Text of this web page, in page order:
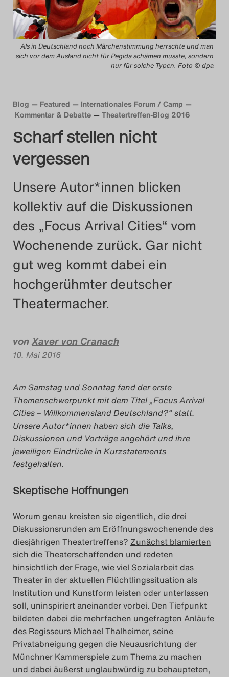
Das Theatertreffen-Blog
2014
Das Theatertreffen-Blog
Das Theatertreffen-Blog
2016
Das Theatertreffen-Blog
2017
Das Theatertreffen-Blog
2018
Das Theatertreffen-Blog
2018 Alumni
Das Theatertreffen-Blog
2019
Das Theatertreffen-Blog
Das Theatertreffen-Blog
2021
Das Theatertreffen-Blog
2022
Das Theatertreffen-Blog
2023
Das Theatertreffen-Blog
2024
Das Theatertreffen-Blog
2025
Das Theatertreffen-Blog
Archiv
Impressum
Als in Deutschland noch Märchenstimmung herrschte und man
sich vor dem Ausland nicht für Pegida schämen musste, sondern
nur für solche Typen. Foto © dpa
Blog Featured
Internationales Forum / Camp
Kommentar & Debatte
Theatertreffen-Blog 2016
Scharf stellen nicht
vergessen
Unsere Autor*innen blicken
kollektiv auf die Diskussionen
des „Focus Arrival Cities“ vom
Wochenende zurück. Gar nicht
gut weg kommt dabei ein
hochgerühmter deutscher
Theatermacher.
vonXaver von Cranach
10. Mai 2016
Am Samstag und Sonntag fand der erste
Themenschwerpunkt mit dem Titel „Focus Arrival
Cities – Willkommensland Deutschland?“ statt.
Unsere Autor*innen haben sich die Talks,
Diskussionen und Vorträge angehört und ihre
jeweiligen Eindrücke in Kurzstatements
festgehalten.
Skeptische Hoffnungen
Worum genau kreisten sie eigentlich, die drei
Diskussionsrunden am Eröffnungswochenende des
diesjährigen Theatertreffens? Zunächst blamierten
sich die Theaterschaffenden und redeten
hinsichtlich der Frage, wie viel Sozialarbeit das
Theater in der aktuellen Flüchtlingssituation als
Institution und Kunstform leisten oder unterlassen
soll, uninspiriert aneinander vorbei. Den Tiefpunkt
bildeten dabei die mehrfachen ungefragten Anläufe
des Regisseurs Michael Thalheimer, seine
Privatabneigung gegen die Neuausrichtung der
Münchner Kammerspiele zum Thema zu machen
und dabei äußerst unglaubwürdig zu behaupteten,